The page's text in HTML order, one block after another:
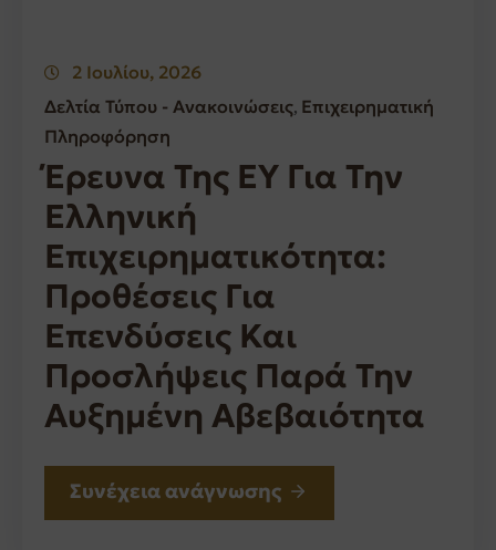
2 Ιουλίου, 2026
Δελτία Τύπου - Ανακοινώσεις‚ Επιχειρηματική
Πληροφόρηση
Έρευνα Της EY Για Την
Ελληνική
Επιχειρηματικότητα:
Προθέσεις Για
Επενδύσεις Και
Προσλήψεις Παρά Την
Αυξημένη Αβεβαιότητα
Συνέχεια ανάγνωσης